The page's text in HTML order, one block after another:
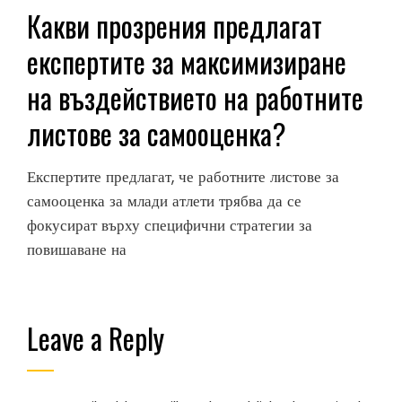
Какви прозрения предлагат
експертите за максимизиране
на въздействието на работните
листове за самооценка?
Експертите предлагат, че работните листове за
самооценка за млади атлети трябва да се
фокусират върху специфични стратегии за
повишаване на
Leave a Reply